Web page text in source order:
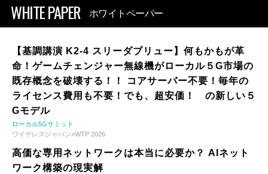
WHITE PAPER ホワイトペーパー
【基調講演 K2-4 スリーダブリュー】何もかもが革
命！ゲームチェンジャー無線機がローカル５G市場の
既存概念を破壊する！！ コアサーバー不要！毎年の
ライセンス費用も不要！でも、超安価！ の新しい５
Gモデル
ローカル5Gサミット
ワイヤレスジャパン×WTP 2026
高価な専用ネットワークは本当に必要か？ AIネット
ワーク構築の現実解